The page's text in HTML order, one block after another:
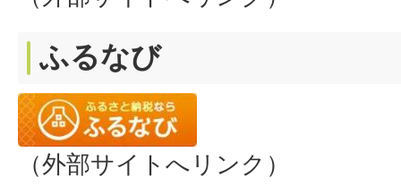
ふるなび
（外部サイトへリンク）